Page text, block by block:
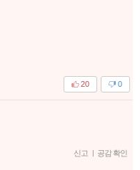
0
20
신고 | 공감 확인